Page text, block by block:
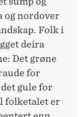
og nordover
Folk i
deira
Det grøne
for
gule for
folketalet er